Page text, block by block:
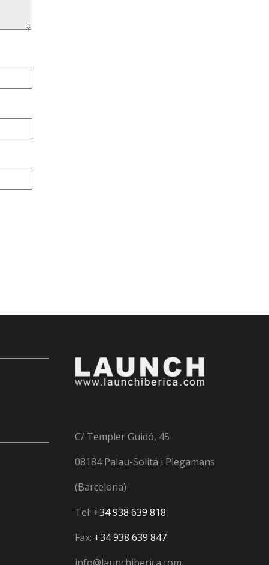
C/ Templer Guidó, 45
08184 Palau-Solitá i Plegamans
(Barcelona)
Tel: +34 938 639 818
Fax: +34 938 639 847